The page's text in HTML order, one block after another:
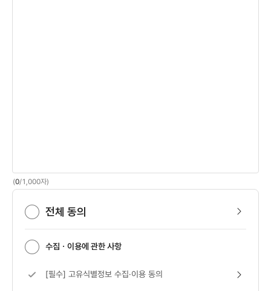
(0/1,000자)
전체 동의
수집ㆍ이용에 관한 사항
[필수] 고유식별정보 수집·이용 동의